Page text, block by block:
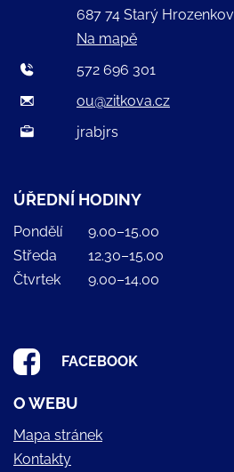
687 74 Starý Hrozenkov
Na mapě
572 696 301
ou@zitkova.cz
jrabjrs
ÚŘEDNÍ HODINY
Pondělí
9.00–15.00
Středa
12.30–15.00
Čtvrtek
9.00–14.00
FACEBOOK
O WEBU
Mapa stránek
Kontakty